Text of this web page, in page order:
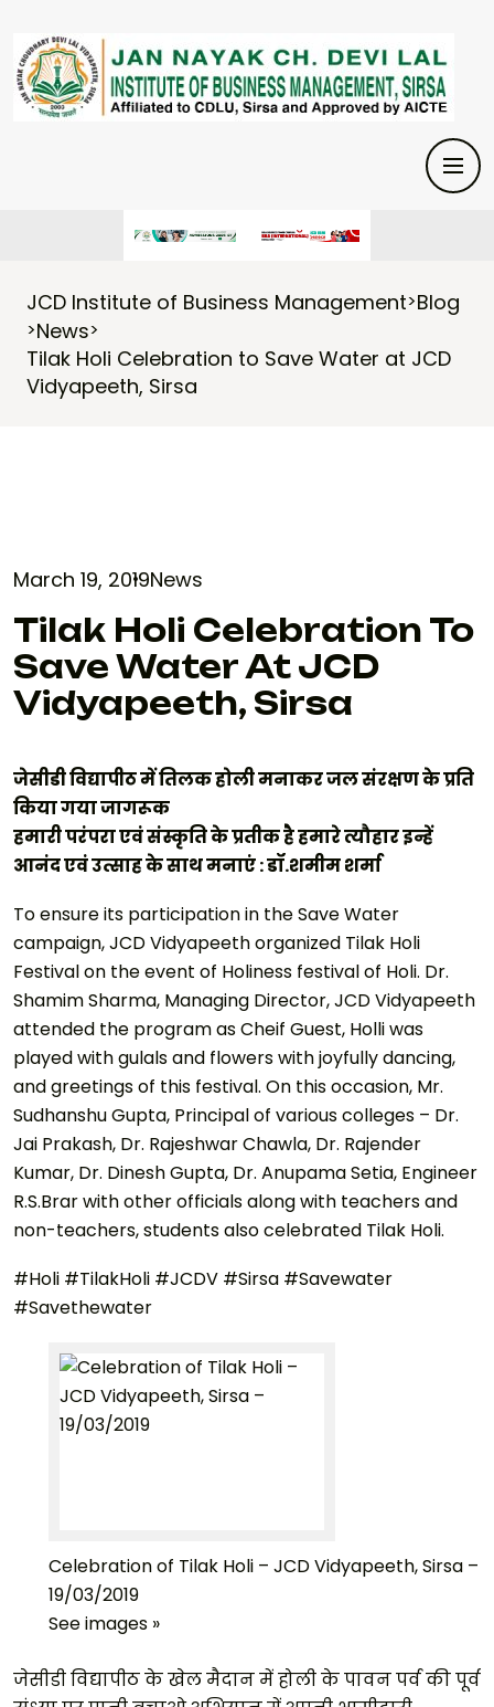
JCD Institute of Business Management>Blog
>News>
Tilak Holi Celebration to Save Water at JCD
Vidyapeeth, Sirsa
March 19, 2019News
Tilak Holi Celebration To
Save Water At JCD
Vidyapeeth, Sirsa
जेसीडी विद्यापीठ में तिलक होली मनाकर जल संरक्षण के प्रति
किया गया जागरूक
हमारी परंपरा एवं संस्कृति के प्रतीक है हमारे त्यौहार इन्हें
आनंद एवं उत्साह के साथ मनाएं : डॉ.शमीम शर्मा
To ensure its participation in the Save Water
campaign, JCD Vidyapeeth organized Tilak Holi
Festival on the event of Holiness festival of Holi. Dr.
Shamim Sharma, Managing Director, JCD Vidyapeeth
attended the program as Cheif Guest, Holli was
played with gulals and flowers with joyfully dancing,
and greetings of this festival. On this occasion, Mr.
Sudhanshu Gupta, Principal of various colleges – Dr.
Jai Prakash, Dr. Rajeshwar Chawla, Dr. Rajender
Kumar, Dr. Dinesh Gupta, Dr. Anupama Setia, Engineer
R.S.Brar with other officials along with teachers and
non-teachers, students also celebrated Tilak Holi.
#Holi #TilakHoli #JCDV #Sirsa #Savewater
#Savethewater
Celebration of Tilak Holi – JCD Vidyapeeth, Sirsa –
19/03/2019
See images »
जेसीडी विद्यापीठ के खेल मैदान में होली के पावन पर्व की पूर्व